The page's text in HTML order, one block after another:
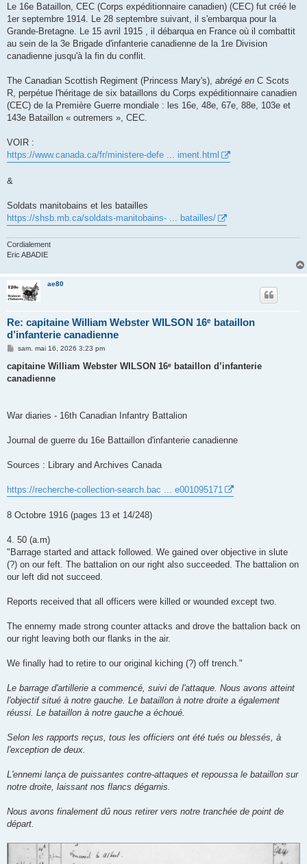
Le 16e Bataillon, CEC (Corps expéditionnaire canadien) (CEC) fut créé le
1er septembre 1914. Le 28 septembre suivant, il s'embarqua pour la
Grande-Bretagne. Le 15 avril 1915 , il débarqua en France où il combattit
au sein de la 3e Brigade d'infanterie canadienne de la 1re Division
canadienne jusqu'à la fin du conflit.
The Canadian Scottish Regiment (Princess Mary's), abrégé en C Scots
R, perpétue l'héritage de six bataillons du Corps expéditionnaire canadien
(CEC) de la Première Guerre mondiale : les 16e, 48e, 67e, 88e, 103e et
143e Bataillon « outremers », CEC.
VOIR :
https://www.canada.ca/fr/ministere-defe ... iment.html
&
Soldats manitobains et les batailles
https://shsb.mb.ca/soldats-manitobains- ... batailles/
Cordialement
Eric ABADIE
ae80
Re: capitaine William Webster WILSON 16ᵉ bataillon
d’infanterie canadienne
M
s
s
a
sam. mai 16, 2026 3:23 pm
capitaine William Webster WILSON 16ᵉ bataillon d’infanterie
canadienne
War diaries - 16th Canadian Infantry Battalion
Journal de guerre du 16e Battaillon d'infanterie canadienne
Sources : Library and Archives Canada
https://recherche-collection-search.bac ... e001095171
8 Octobre 1916 (pages 13 et 14/248)
4. 50 (a.m)
"Barrage started and attack followed. We gained over objective in slute
(?) on our feft. The battalion on our right also succeeded. The battalion on
our left did not succeed.
Reports received that all officers were killed or wounded except two.
The ennemy made strong counter attacks and drove the battalion back on
our right leaving both our flanks in the air.
We finally had to retire to our original kiching (?) off trench."
Le barrage d'artillerie a commencé, suivi de l'attaque. Nous avons atteint
l'objectif situé à notre gauche. Le bataillon à notre droite a également
réussi. Le bataillon à notre gauche a échoué.
Selon les rapports reçus, tous les officiers ont été tués ou blessés, à
l'exception de deux.
L'ennemi lança de puissantes contre-attaques et repoussa le bataillon sur
notre droite, laissant nos flancs dégarnis.
Nous avons finalement dû nous retirer vers notre tranchée de point de
départ.